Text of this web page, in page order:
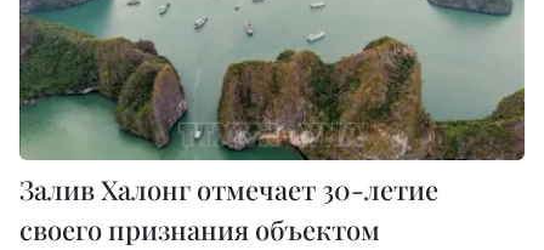
Залив Халонг отмечает 30-летие
своего признания объектом